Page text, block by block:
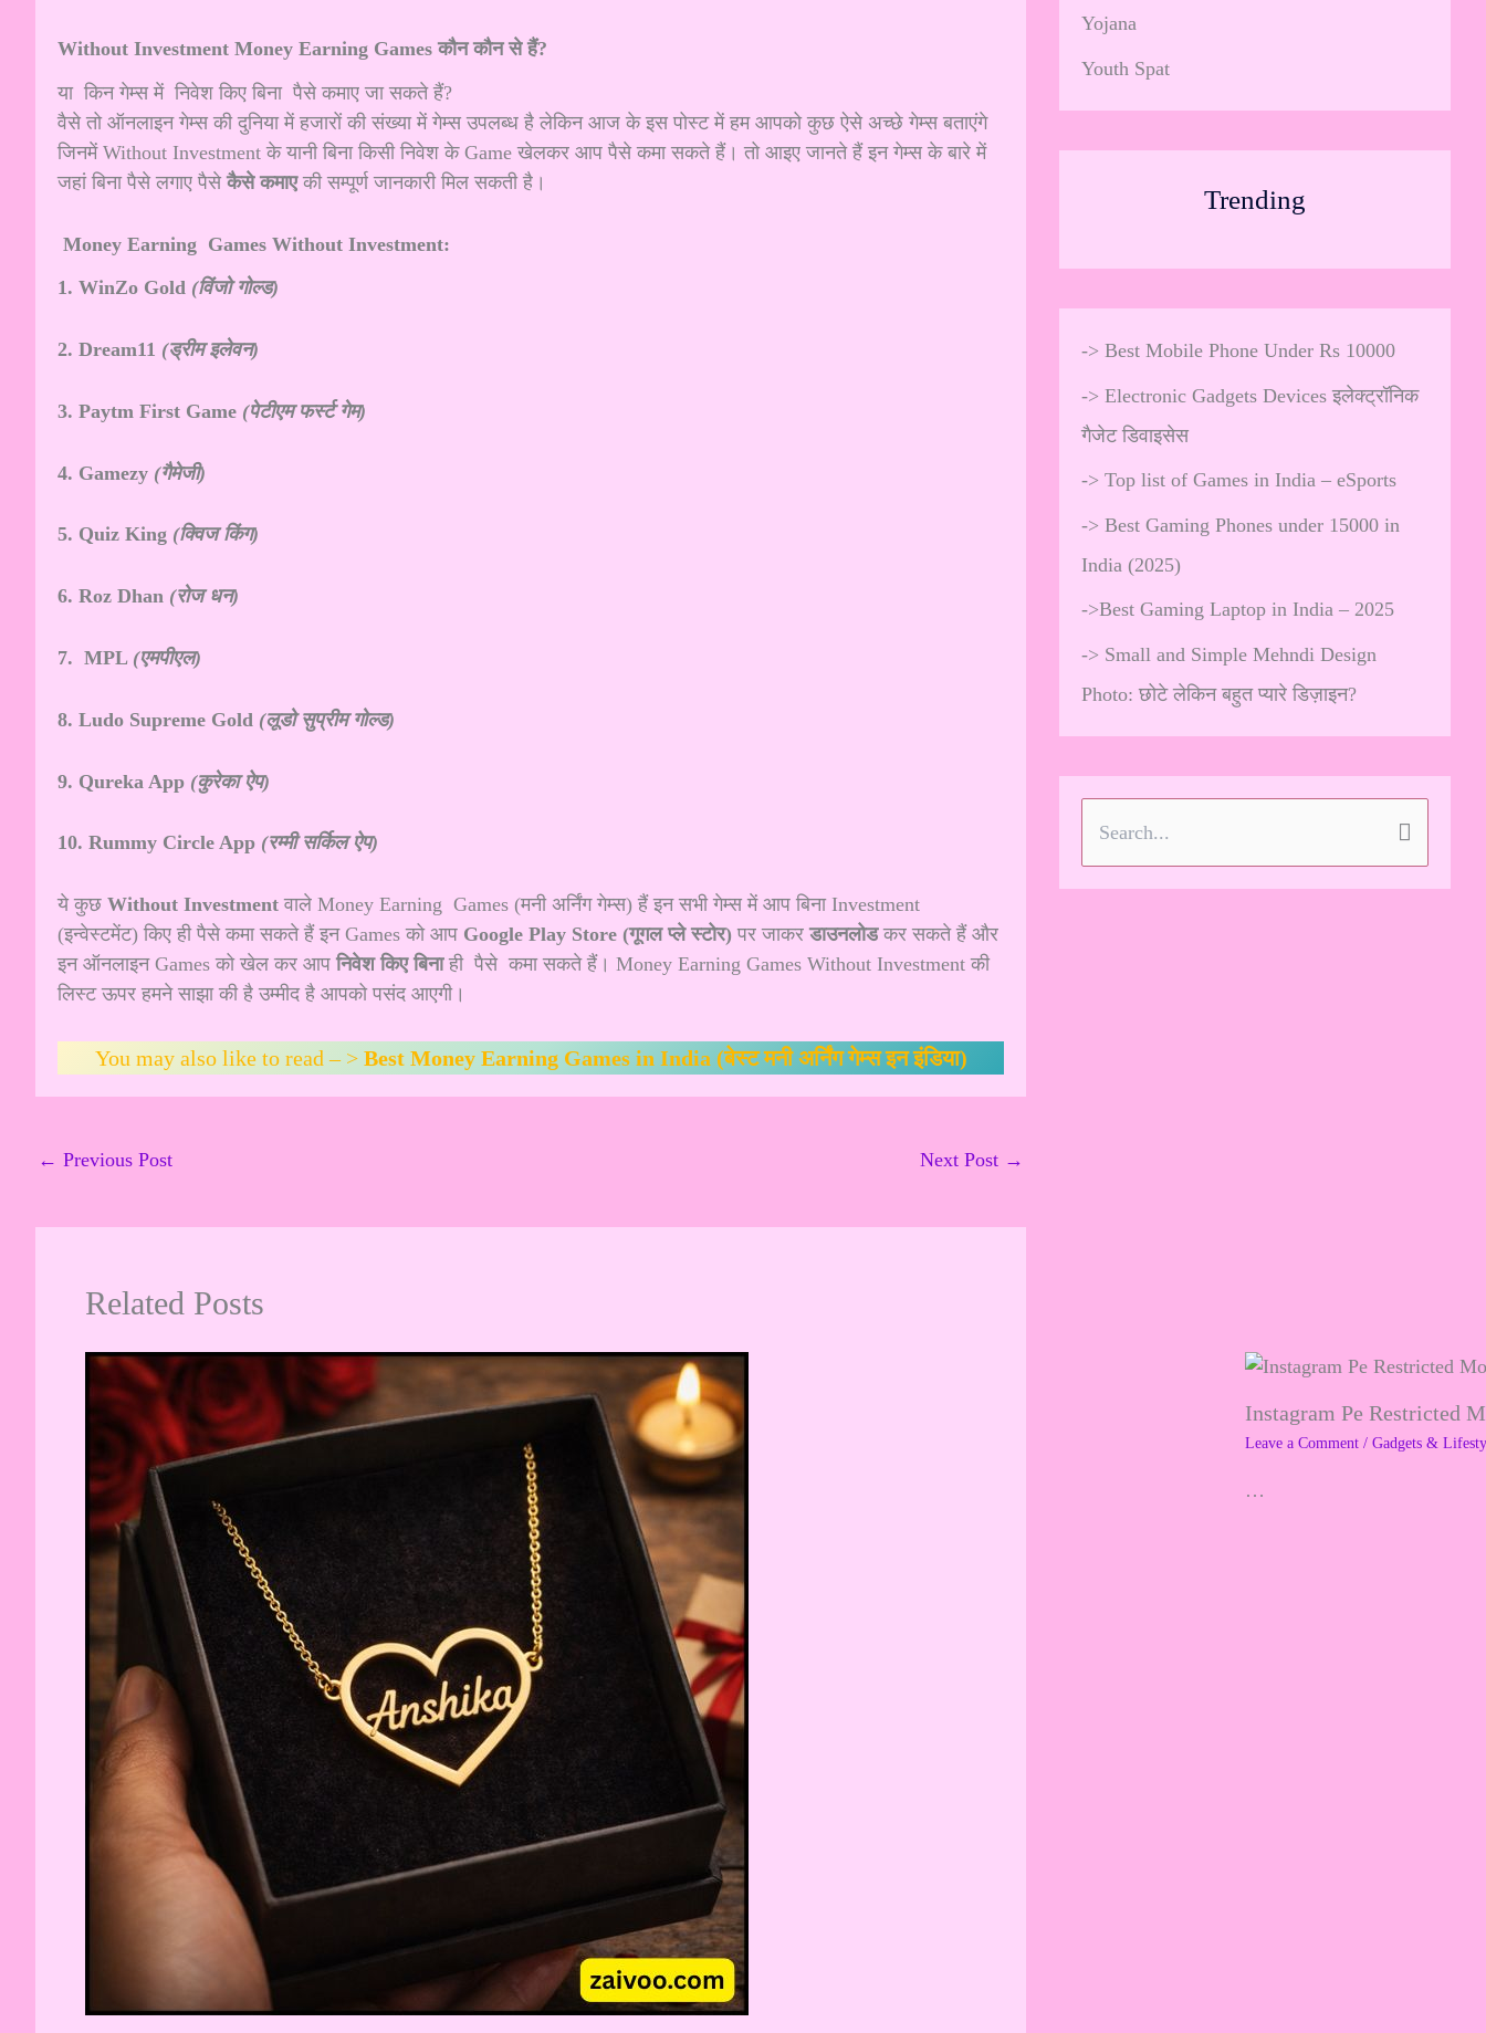
Without Investment Money Earning Games कौन कौन से हैं?
या किन गेम्स में निवेश किए बिना पैसे कमाए जा सकते हैं?
वैसे तो ऑनलाइन गेम्स की दुनिया में हजारों की संख्या में गेम्स उपलब्ध है लेकिन आज के इस पोस्ट में हम आपको कुछ ऐसे अच्छे गेम्स बताएंगे
जिनमें Without Investment के यानी बिना किसी निवेश के Game खेलकर आप पैसे कमा सकते हैं। तो आइए जानते हैं इन गेम्स के बारे में
जहां बिना पैसे लगाए पैसेकैसे कमाएकी सम्पूर्ण जानकारी मिल सकती है।
Money Earning Games Without Investment:
1. WinZo Gold (विंजो गोल्ड)
2. Dream11 (ड्रीम इलेवन)
3. Paytm First Game (पेटीएम फर्स्ट गेम)
4. Gamezy (गैमेजी)
5. Quiz King (क्विज किंग)
6. Roz Dhan (रोज धन)
7. MPL (एमपीएल)
8. Ludo Supreme Gold (लूडो सुप्रीम गोल्ड)
9. Qureka App (कुरेका ऐप)
10. Rummy Circle App (रम्मी सर्किल ऐप)
ये कुछ Without Investmentवाले Money Earning Games (मनी अर्निंग गेम्स) हैं इन सभी गेम्स में आप बिना Investment
(इन्वेस्टमेंट) किए ही पैसे कमा सकते हैं इन Games को आप Google Play Store (गूगल प्ले स्टोर) पर जाकरडाउनलोडकर सकते हैं और
इन ऑनलाइन Games को खेल कर आपनिवेश किए बिनाही पैसे कमा सकते हैं। Money Earning Games Without Investment की
लिस्ट ऊपर हमने साझा की है उम्मीद है आपको पसंद आएगी।
You may also like to read – > Best Money Earning Games in India (बेस्ट मनी अर्निंग गेम्स इन इंडिया)
← Previous Post Next Post →
Related Posts
Instagram Pe Restricted
Leave a Comment / Gadgets &
…
Yojana
Youth Spat
Trending
-> Best Mobile Phone Under Rs 10000
-> Electronic Gadgets Devices इलेक्ट्रॉनिक
गैजेट डिवाइसेस
-> Top list of Games in India – eSports
-> Best Gaming Phones under 15000 in
India (2025)
->Best Gaming Laptop in India – 2025
-> Small and Simple Mehndi Design
Photo: छोटे लेकिन बहुत प्यारे डिज़ाइन?